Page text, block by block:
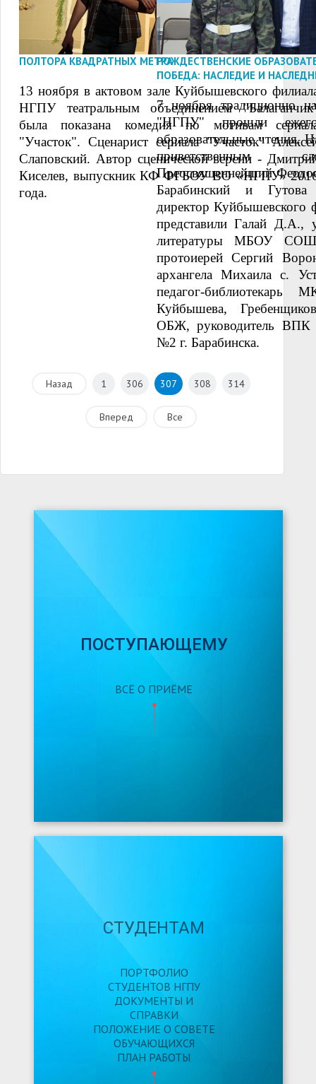
ПОЛТОРА КВАДРАТНЫХ МЕТРА
13 ноября в актовом зале Куйбышевского
НГПУ театральным объединением
была показана комедия по мотивам
"Участок". Сценарист сериала "Участок"
Слаповский. Автор сценической версии -
Киселев, выпускник КФ ФГБОУ ВО «НГПУ»
года.
РОЖДЕСТВЕНСКИЕ
ПОБЕДА: НАСЛЕДИЕ И
7 ноября
"НГПУ" прошли
образовательные чтения.
приветственным
Преосвященнейший
Барабинский и Гутова
директор
представили Галай Д.А.,
литературы МБОУ
протоиерей Сергий
архангела Михаила с.
педагог-
Куйбышева,
ОБЖ, руководитель
№2 г. Барабинска.
Назад 1 306 307 308 314
Вперед Все
ПОСТУПАЮЩЕМУ
ВСЁ О ПРИЁМЕ
СТУДЕНТАМ
ПОРТФОЛИО
СТУДЕНТОВ НГПУ
ДОКУМЕНТЫ И
СПРАВКИ
ПОЛОЖЕНИЕ О СОВЕТЕ
ОБУЧАЮЩИХСЯ
ПЛАН РАБОТЫ